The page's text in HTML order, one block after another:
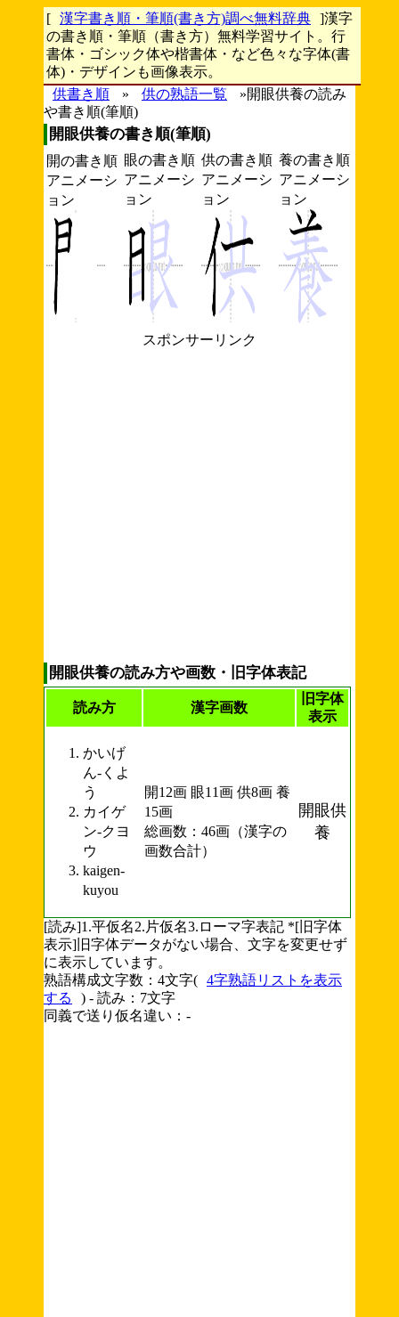
[ 漢字書き順・筆順(書き方)調べ無料辞典 ]漢字
の書き順・筆順（書き方）無料学習サイト。行
書体・ゴシック体や楷書体・など色々な字体(書
体)・デザインも画像表示。
供書き順
» 供の熟語一覧
»開眼供養の読み
や書き順(筆順)
開眼供養の書き順(筆順)
開の書き順
アニメーシ
ョン
眼の書き順
アニメーシ
ョン
供の書き順
アニメーシ
ョン
養の書き順
アニメーシ
ョン
スポンサーリンク
開眼供養の読み方や画数・旧字体表記
読み方 漢字画数
旧字体
表示
かいげ
ん-くよ
う
カイゲ
ン-クヨ
ウ
kaigen-
kuyou
開12画 眼11画 供8画 養
15画
総画数：46画（漢字の
画数合計）
開眼供
養
[読み]1.平仮名2.片仮名3.ローマ字表記 *[旧字体
表示]旧字体データがない場合、文字を変更せず
に表示しています。
熟語構成文字数：4文字( 4字熟語リストを表示
する
) - 読み：7文字
同義で送り仮名違い：-